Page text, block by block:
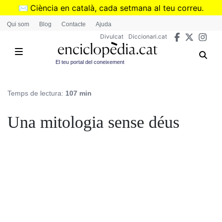
Vés
✉️ Ciència en català, cada setmana al teu correu.
➜Subscriu-te al butlletí de Divulcat
Qui som Blog Contacte Ajuda
Divulcat Diccionari.cat
El teu portal del coneixement
Temps de lectura: 107 min
Una mitologia sense déus